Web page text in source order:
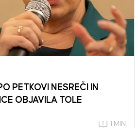
PETKOVI NESREČI IN
OBJAVILA TOLE
1 MIN